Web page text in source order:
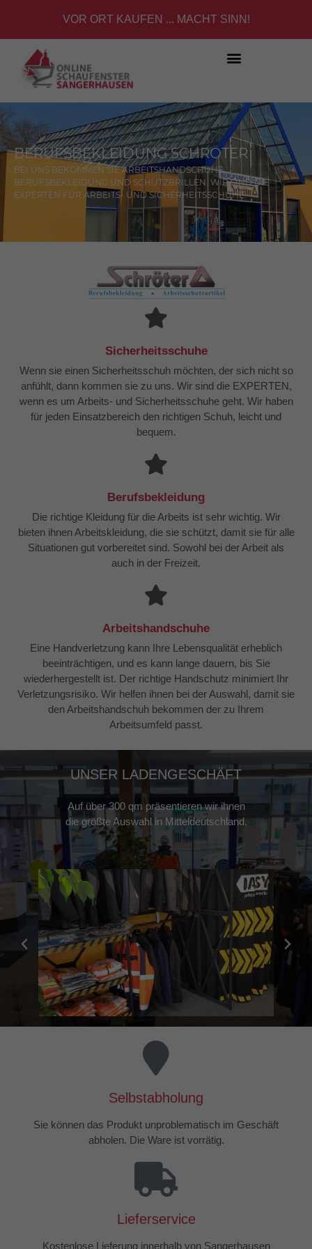
VOR ORT KAUFEN ... MACHT SINN!
BERUFSBEKLEIDUNG SCHRÖTER
BEI UNS BEKOMMEN SIE ARBEITSHANDSCHUHE,
BERUFSBEKLEIDUNG UND SCHUTZBRILLEN. WIR SIND DIE
EXPERTEN FÜR ARBEITS- UND SICHERHEITSSCHUHE.
Sicherheitsschuhe
Wenn sie einen Sicherheitsschuh möchten, der sich nicht so
anfühlt, dann kommen sie zu uns. Wir sind die EXPERTEN,
wenn es um Arbeits- und Sicherheitsschuhe geht. Wir haben
für jeden Einsatzbereich den richtigen Schuh, leicht und
bequem.
Berufsbekleidung
Die richtige Kleidung für die Arbeits ist sehr wichtig. Wir
bieten ihnen Arbeitskleidung, die sie schützt, damit sie für alle
Situationen gut vorbereitet sind. Sowohl bei der Arbeit als
auch in der Freizeit.
Arbeitshandschuhe
Eine Handverletzung kann Ihre Lebensqualität erheblich
beeinträchtigen, und es kann lange dauern, bis Sie
wiederhergestellt ist. Der richtige Handschutz minimiert Ihr
Verletzungsrisiko. Wir helfen ihnen bei der Auswahl, damit sie
den Arbeitshandschuh bekommen der zu Ihrem
Arbeitsumfeld passt.
UNSER LADENGESCHÄFT
Auf über 300 qm präsentieren wir ihnen
die größte Auswahl in Mitteldeutschland.
Selbstabholung
Sie können das Produkt unproblematisch im Geschäft
abholen. Die Ware ist vorrätig.
Lieferservice
Kostenlose Lieferung innerhalb von Sangerhausen